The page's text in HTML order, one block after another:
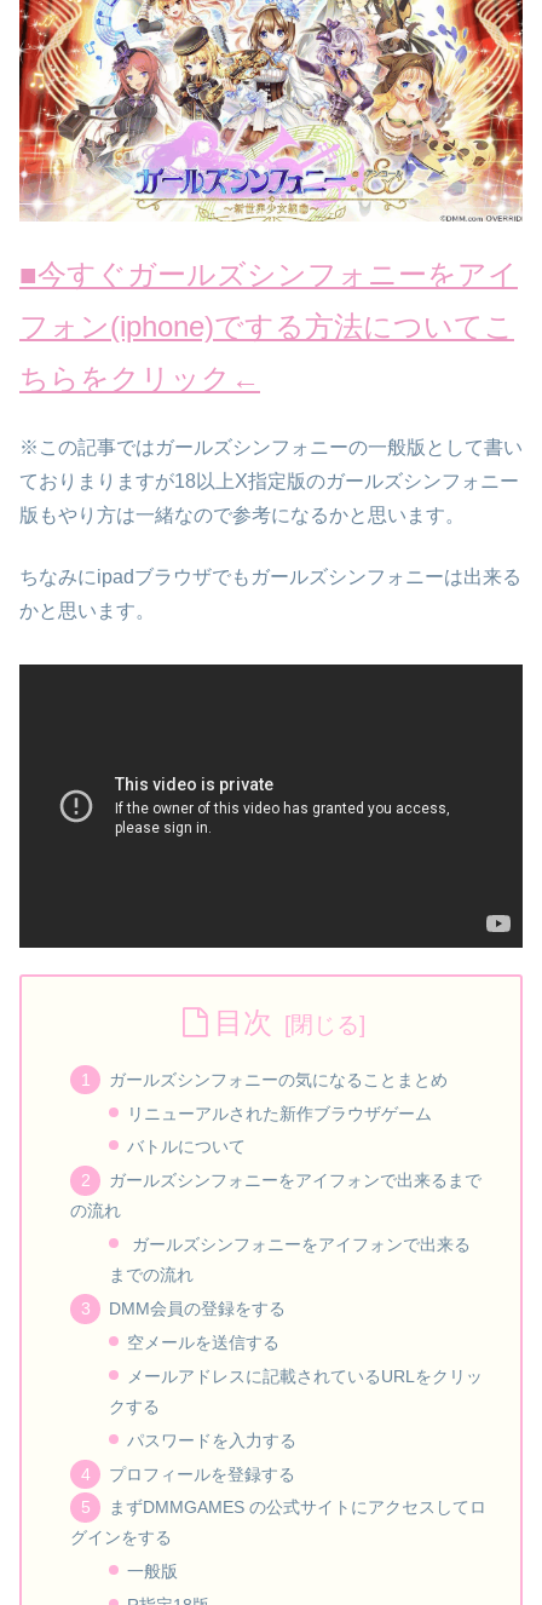
■今すぐガールズシンフォニーをアイ
フォン(iphone)でする方法についてこ
ちらをクリック←
※この記事ではガールズシンフォニーの一般版として書い
ておりまりますが18以上X指定版のガールズシンフォニー
版もやり方は一緒なので参考になるかと思います。
ちなみにipadブラウザでもガールズシンフォニーは出来る
かと思います。
目次
ガールズシンフォニーの気になることまとめ
リニューアルされた新作ブラウザゲーム
バトルについて
ガールズシンフォニーをアイフォンで出来るまで
の流れ
ガールズシンフォニーをアイフォンで出来る
までの流れ
DMM会員の登録をする
空メールを送信する
メールアドレスに記載されているURLをクリッ
クする
パスワードを入力する
プロフィールを登録する
まずDMMGAMES の公式サイトにアクセスしてロ
グインをする
一般版